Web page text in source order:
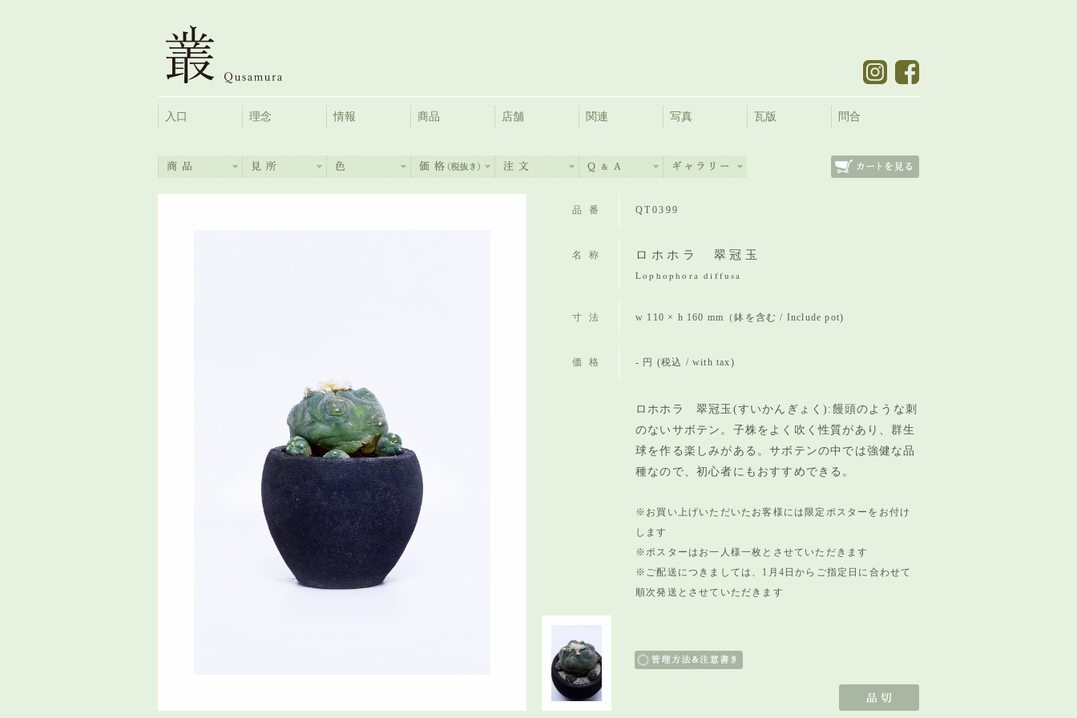
入口 理念 情報 商品 店舗 関連 写真 瓦版 問合
品番 QT0399
名称 ロホホラ 翠冠玉
Lophophora diffusa
寸法 w 110 × h 160 mm（鉢を含む / Include pot)
価格 - 円 (税込 / with tax)
ロホホラ 翠冠玉(すいかんぎょく):饅頭のような刺
のないサボテン。子株をよく吹く性質があり、群生
球を作る楽しみがある。サボテンの中では強健な品
種なので、初心者にもおすすめできる。
※お買い上げいただいたお客様には限定ポスターをお付け
します
※ポスターはお一人様一枚とさせていただきます
※ご配送につきましては、1月4日からご指定日に合わせて
順次発送とさせていただきます